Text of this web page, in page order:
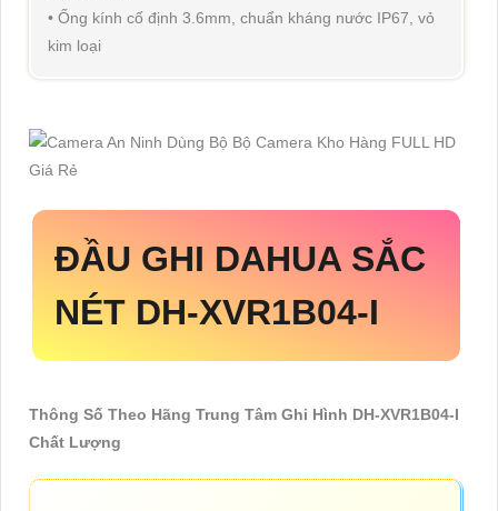
• Ống kính cố định 3.6mm, chuẩn kháng nước IP67, vỏ
kim loại
ĐẦU GHI DAHUA SẮC
NÉT DH-XVR1B04-I
Thông Số Theo Hãng Trung Tâm Ghi Hình DH-XVR1B04-I
Chất Lượng